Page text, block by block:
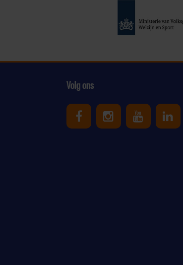
Volg ons
Uniek Sporten op
Uniek Sporten
Uniek